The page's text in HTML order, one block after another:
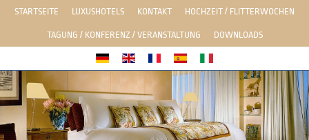
STARTSEITE LUXUSHOTELS KONTAKT HOCHZEIT / FLITTERWOCHEN
TAGUNG / KONFERENZ / VERANSTALTUNG DOWNLOADS